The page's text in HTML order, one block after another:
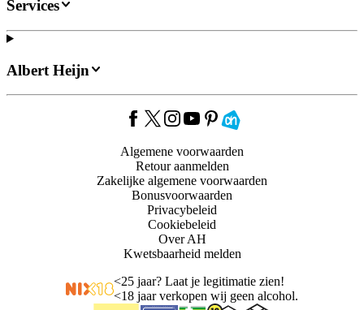
Services
Albert Heijn
Algemene voorwaarden
Retour aanmelden
Zakelijke algemene voorwaarden
Bonusvoorwaarden
Privacybeleid
Cookiebeleid
Over AH
Kwetsbaarheid melden
<25 jaar? Laat je legitimatie zien!
<18 jaar verkopen wij geen alcohol.